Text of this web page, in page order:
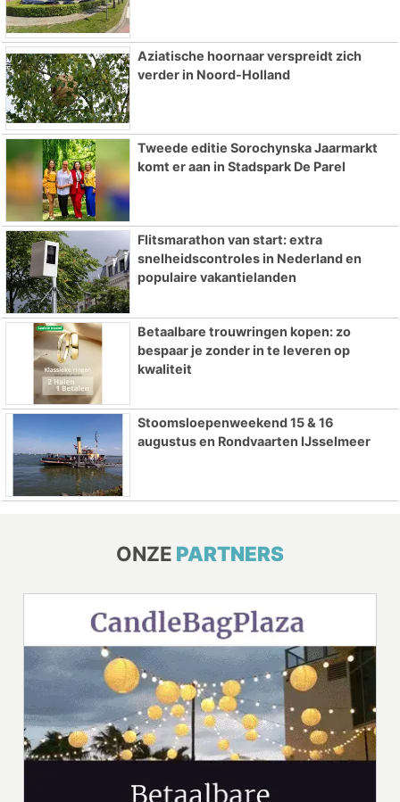
Aziatische hoornaar verspreidt zich
verder in Noord-Holland
Tweede editie Sorochynska Jaarmarkt
komt er aan in Stadspark De Parel
Flitsmarathon van start: extra
snelheidscontroles in Nederland en
populaire vakantielanden
Betaalbare trouwringen kopen: zo
bespaar je zonder in te leveren op
kwaliteit
Stoomsloepenweekend 15 & 16
augustus en Rondvaarten IJsselmeer
ONZE PARTNERS